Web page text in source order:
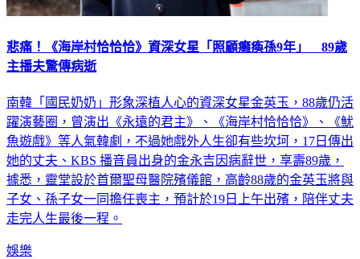
悲痛！《海岸村恰恰恰》資深女星「照顧癱瘓孫9年」 89歲
主播夫驚傳病逝
南韓「國民奶奶」形象深植人心的資深女星金英玉，88歲仍活
躍演藝圈，曾演出《永遠的君主》、《海岸村恰恰恰》、《魷
魚遊戲》等人氣韓劇，不過她戲外人生卻有些坎坷，17日傳出
她的丈夫、KBS 播音員出身的金永吉因病辭世，享壽89歲，
據悉，靈堂設於首爾聖母醫院殯儀館，高齡88歲的金英玉將與
子女、孫子女一同擔任喪主，預計於19日上午出殯，陪伴丈夫
走完人生最後一程。
娛樂